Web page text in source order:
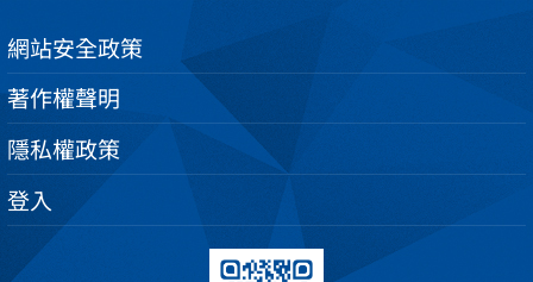
網站安全政策
著作權聲明
隱私權政策
登入